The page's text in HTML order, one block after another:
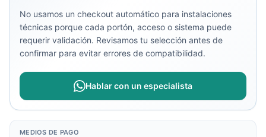
No usamos un checkout automático para instalaciones
técnicas porque cada portón, acceso o sistema puede
requerir validación. Revisamos tu selección antes de
confirmar para evitar errores de compatibilidad.
Hablar con un especialista
MEDIOS DE PAGO